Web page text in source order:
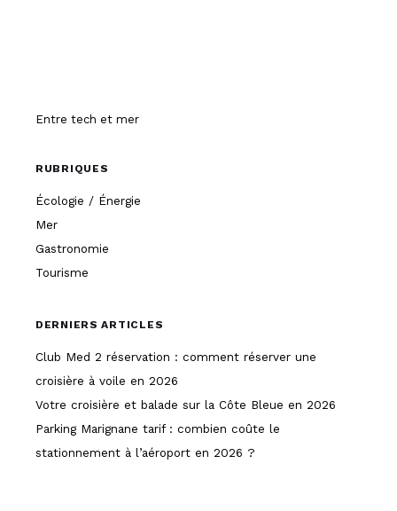
Entre tech et mer
RUBRIQUES
Écologie / Énergie
Mer
Gastronomie
Tourisme
DERNIERS ARTICLES
Club Med 2 réservation : comment réserver une
croisière à voile en 2026
Votre croisière et balade sur la Côte Bleue en 2026
Parking Marignane tarif : combien coûte le
stationnement à l’aéroport en 2026 ?